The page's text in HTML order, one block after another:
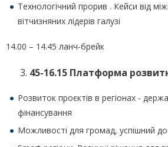
Технологічний прорив . Кейси від
вітчизняних лідерів галузі
14.00 – 14.45 ланч-брейк
45-16.15 Платформа
Розвиток проєктів в регіонах -
фінансування
Можливості для громад, успішний